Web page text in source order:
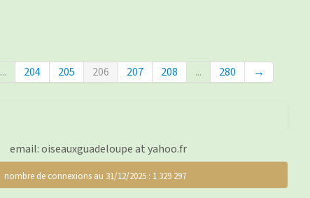
... 204 205 206 207 208 ... 280 →
email: oiseauxguadeloupe at yahoo.fr
nombre de connexions au 31/12/2025 : 1 329 297